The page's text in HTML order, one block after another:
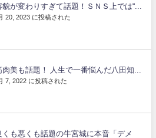
貌が変わりすぎて話題！ＳＮＳ上では“...
20, 2023 に投稿された
肉美も話題！ 人生で一番悩んだ八田知...
7, 2022 に投稿された
くも悪くも話題の牛宮城に本音「デメ